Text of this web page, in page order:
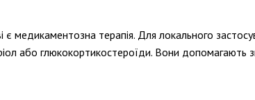
медикаментозна терапія. Для локального
або глюкокортикостероїди. Вони